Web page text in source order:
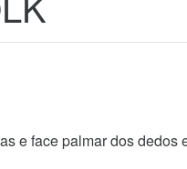
e face palmar dos dedos